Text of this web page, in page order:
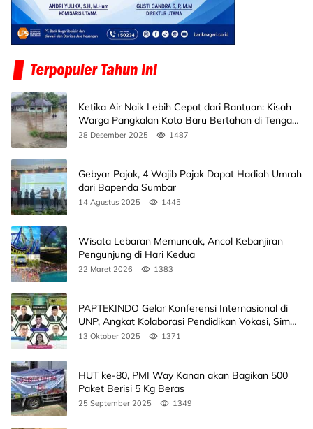
Ketika Air Naik Lebih Cepat dari Bantuan: Kisah
Warga Pangkalan Koto Baru Bertahan di Tengah
Banjir
28 Desember 2025 1487
Gebyar Pajak, 4 Wajib Pajak Dapat Hadiah Umrah
dari Bapenda Sumbar
14 Agustus 2025 1445
Wisata Lebaran Memuncak, Ancol Kebanjiran
Pengunjung di Hari Kedua
22 Maret 2026 1383
PAPTEKINDO Gelar Konferensi Internasional di
UNP, Angkat Kolaborasi Pendidikan Vokasi, Simak
Agendanya
13 Oktober 2025 1371
HUT ke-80, PMI Way Kanan akan Bagikan 500
Paket Berisi 5 Kg Beras
25 September 2025 1349